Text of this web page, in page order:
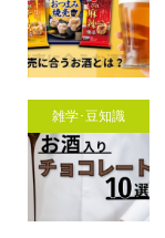
雑学･豆知識